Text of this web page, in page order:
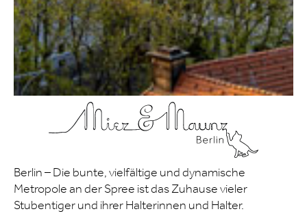
Berlin – Die bunte, vielfältige und dynamische
Metropole an der Spree ist das Zuhause vieler
Stubentiger und ihrer Halterinnen und Halter.